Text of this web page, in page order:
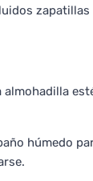
húmedo